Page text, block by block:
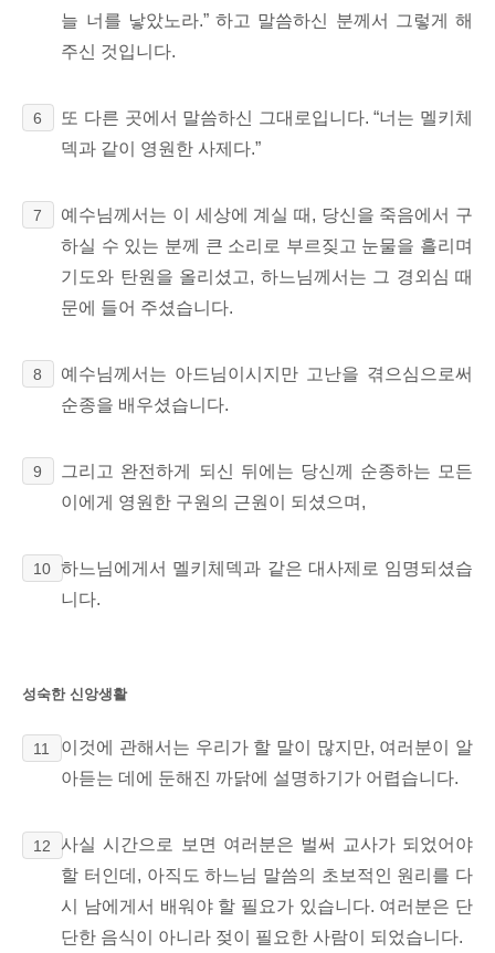
늘 너를 낳았노라.”하고 말씀하신 분께서 그렇게 해
주신 것입니다.
6
또 다른 곳에서 말씀하신 그대로입니다. “너는 멜키체
덱과 같이
영원한 사제다.”
7 예수님께서는 이 세상에 계실 때, 당신을 죽음에서 구
하실 수 있는 분께 큰 소리로 부르짖고 눈물을 흘리며
기도와 탄원을 올리셨고, 하느님께서는 그 경외심 때
문에 들어 주셨습니다.
8
예수님께서는 아드님이시지만 고난을 겪으심으로써
순종을 배우셨습니다.
9 그리고 완전하게 되신 뒤에는 당신께 순종하는 모든
이에게 영원한 구원의 근원이 되셨으며,
10 하느님에게서 멜키체덱과 같은 대사제로 임명되셨습
니다.
성숙한 신앙생활
11 이것에
관해서는 우리가 할 말이 많지만, 여러분이 알
아듣는 데에 둔해진 까닭에 설명하기가 어렵습니다.
12
사실 시간으로 보면 여러분은 벌써 교사가 되었어야
할 터인데, 아직도 하느님 말씀의 초보적인 원리를 다
시 남에게서 배워야 할 필요가 있습니다. 여러분은 단
단한 음식이 아니라 젖이 필요한 사람이 되었습니다.